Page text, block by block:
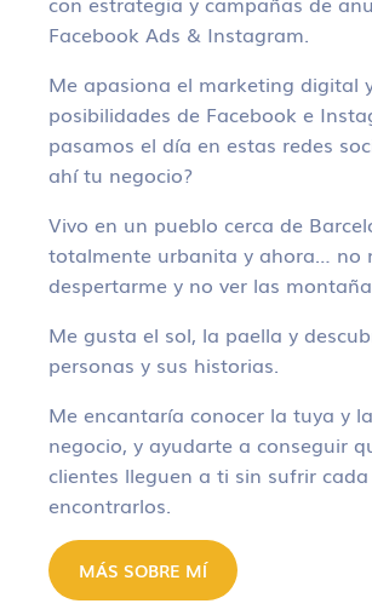
Facebook Ads & Instagram.
Me apasiona el marketing digital
posibilidades de Facebook e
pasamos el día en estas redes
ahí tu negocio?
Vivo en un pueblo cerca de
totalmente urbanita y ahora… no
despertarme y no ver las
Me gusta el sol, la paella y
personas y sus historias.
Me encantaría conocer la tuya y
negocio, y ayudarte a conseguir
clientes lleguen a ti sin sufrir
encontrarlos.
MÁS SOBRE MÍ